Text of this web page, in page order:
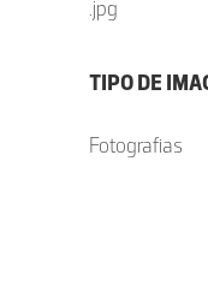
.jpg
TIPO DE
Fotografias